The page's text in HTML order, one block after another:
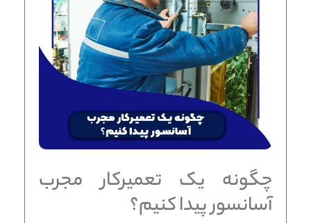
چگونه یک تعمیرکار مجرب
آسانسور پیدا کنیم؟